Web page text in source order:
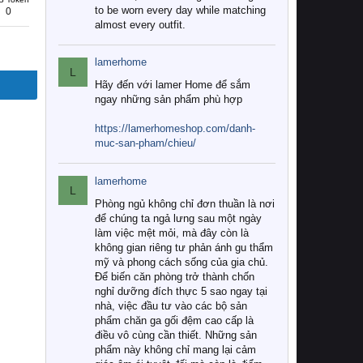
0
to be worn every day while matching
almost every outfit.
L
lamerhome
Hãy đến với lamer Home để sắm
ngay những sản phẩm phù hợp
https://lamerhomeshop.com/danh-
muc-san-pham/chieu/
L
lamerhome
Phòng ngủ không chỉ đơn thuần là nơi
để chúng ta ngả lưng sau một ngày
làm việc mệt mỏi, mà đây còn là
không gian riêng tư phản ánh gu thẩm
mỹ và phong cách sống của gia chủ.
Để biến căn phòng trở thành chốn
nghỉ dưỡng đích thực 5 sao ngay tại
nhà, việc đầu tư vào các bộ sản
phẩm chăn ga gối đệm cao cấp là
điều vô cùng cần thiết. Những sản
phẩm này không chỉ mang lại cảm